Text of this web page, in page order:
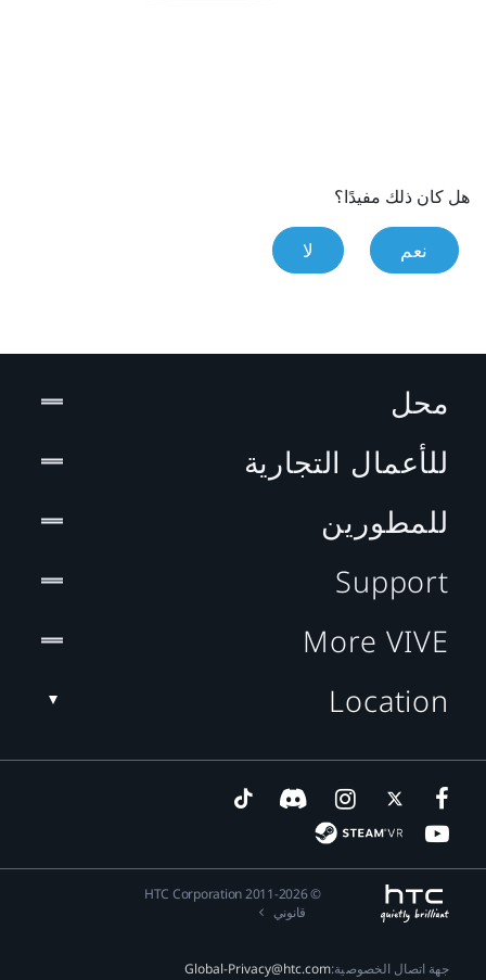
هل كان ذلك مفيدًا؟
نعم لا
محل
للأعمال التجارية
للمطورين
Support
More VIVE
Location
© 2011-2026 HTC Corporation
قانوني
جهة اتصال الخصوصية:Global-Privacy@htc.com